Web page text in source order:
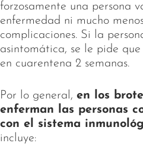
forzosamente una persona
enfermedad ni mucho
complicaciones. Si la
asintomática, se le pide
en cuarentena 2 semanas.
Por lo general, en los
enferman las personas
con el sistema
incluye: